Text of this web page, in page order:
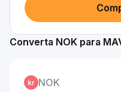
Converta NOK para
NOK